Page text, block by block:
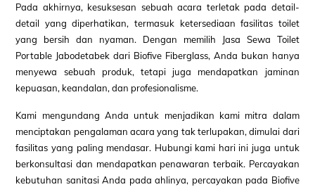
Pada akhirnya, kesuksesan sebuah acara terletak pada detail-
detail yang diperhatikan, termasuk ketersediaan fasilitas toilet
yang bersih dan nyaman. Dengan memilih Jasa Sewa Toilet
Portable Jabodetabek dari Biofive Fiberglass, Anda bukan hanya
menyewa sebuah produk, tetapi juga mendapatkan jaminan
kepuasan, keandalan, dan profesionalisme.
Kami mengundang Anda untuk menjadikan kami mitra dalam
menciptakan pengalaman acara yang tak terlupakan, dimulai dari
fasilitas yang paling mendasar. Hubungi kami hari ini juga untuk
berkonsultasi dan mendapatkan penawaran terbaik. Percayakan
kebutuhan sanitasi Anda pada ahlinya, percayakan pada Biofive